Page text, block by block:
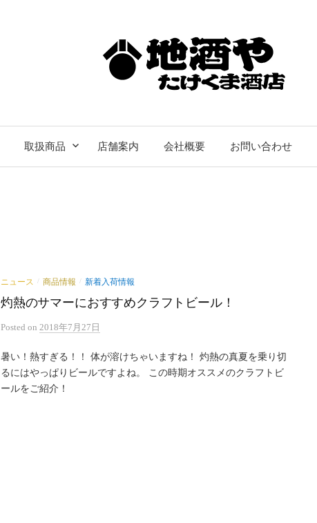
取扱商品 店舗案内 会社概要 お問い合わせ
ニュース / 商品情報 / 新着入荷情報
灼熱のサマーにおすすめクラフトビール！
Posted on 2018年7月27日
暑い！熱すぎる！！ 体が溶けちゃいますね！ 灼熱の真夏を乗り切
るにはやっぱりビールですよね。 この時期オススメのクラフトビ
ールをご紹介！